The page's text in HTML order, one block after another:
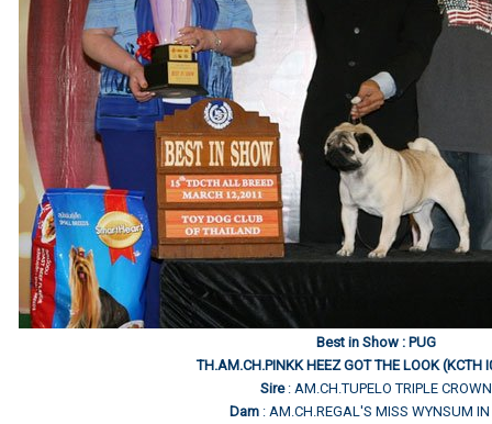
Best in Show : PUG
TH.AM.CH.PINKK HEEZ GOT THE LOOK (KCTH
Sire : AM.CH.TUPELO TRIPLE CROWN
Dam : AM.CH.REGAL'S MISS WYNSUM IN